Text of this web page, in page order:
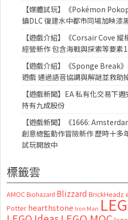
【媒體試玩】《Pokémon
鎮DLC 復建水中都市同場加映漆
【遊戲介紹】《Corsair Cove
經營新作 包含海戰與探索等要素
【遊戲介紹】《Sponge Break
遊戲 通過語音協調與解謎並救助
【遊戲新聞】EA 私有化交易下
持有九成股份
【遊戲新聞】《1666:
創意總監動作冒險新作 歷時十多
試玩開放中
標籤雲
AMOC Biohazard Blizzard BrickHeadz
Potter hearthstone Iron Man